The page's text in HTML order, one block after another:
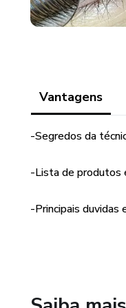
Vantagens
-Segredos da
-Lista de produtos
-Principais duvidas